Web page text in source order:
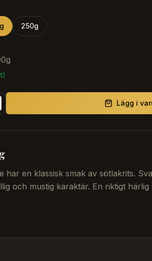
g 250g
g
Lägg i
har en klassisk smak av sötlakrits.
och mustig karaktär. En riktigt härlig